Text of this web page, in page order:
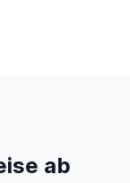
ab